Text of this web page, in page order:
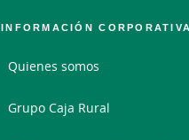
INFORMACIÓN CORPORATIVA
Quienes somos
Grupo Caja Rural